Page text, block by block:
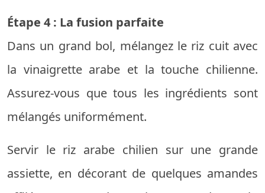
Étape 4 : La fusion parfaite
Dans un grand bol, mélangez le riz cuit avec
la vinaigrette arabe et la touche chilienne.
Assurez-vous que tous les ingrédients sont
mélangés uniformément.
Servir le riz arabe chilien sur une grande
assiette, en décorant de quelques amandes